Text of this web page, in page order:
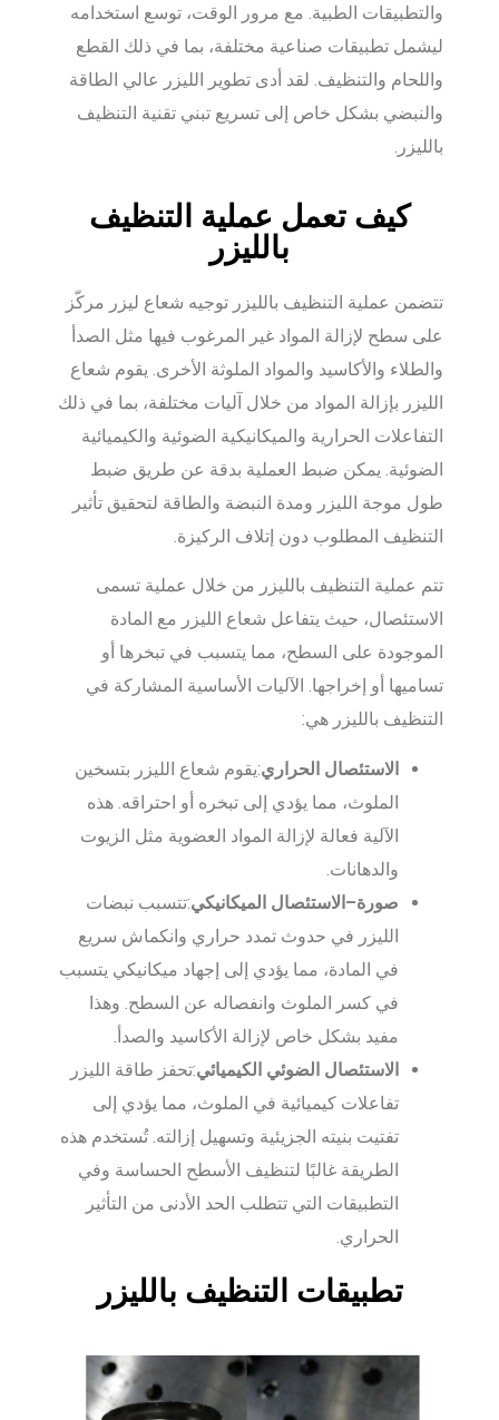
والتطبيقات الطبية. مع مرور الوقت، توسع استخدامه
ليشمل تطبيقات صناعية مختلفة، بما في ذلك القطع
واللحام والتنظيف. لقد أدى تطوير الليزر عالي الطاقة
والنبضي بشكل خاص إلى تسريع تبني تقنية التنظيف
بالليزر.
كيف تعمل عملية التنظيف
بالليزر
تتضمن عملية التنظيف بالليزر توجيه شعاع ليزر مركّز
على سطح لإزالة المواد غير المرغوب فيها مثل الصدأ
والطلاء والأكاسيد والمواد الملوثة الأخرى. يقوم شعاع
الليزر بإزالة المواد من خلال آليات مختلفة، بما في ذلك
التفاعلات الحرارية والميكانيكية الضوئية والكيميائية
الضوئية. يمكن ضبط العملية بدقة عن طريق ضبط
طول موجة الليزر ومدة النبضة والطاقة لتحقيق تأثير
التنظيف المطلوب دون إتلاف الركيزة.
تتم عملية التنظيف بالليزر من خلال عملية تسمى
الاستئصال، حيث يتفاعل شعاع الليزر مع المادة
الموجودة على السطح، مما يتسبب في تبخرها أو
تساميها أو إخراجها. الآليات الأساسية المشاركة في
التنظيف بالليزر هي:
الاستئصال الحراري:يقوم شعاع الليزر بتسخين
الملوث، مما يؤدي إلى تبخره أو احتراقه. هذه
الآلية فعالة لإزالة المواد العضوية مثل الزيوت
والدهانات.
صورة–الاستئصال الميكانيكي:تتسبب نبضات
الليزر في حدوث تمدد حراري وانكماش سريع
في المادة، مما يؤدي إلى إجهاد ميكانيكي يتسبب
في كسر الملوث وانفصاله عن السطح. وهذا
مفيد بشكل خاص لإزالة الأكاسيد والصدأ.
الاستئصال الضوئي الكيميائي:تحفز طاقة الليزر
تفاعلات كيميائية في الملوث، مما يؤدي إلى
تفتيت بنيته الجزيئية وتسهيل إزالته. تُستخدم هذه
الطريقة غالبًا لتنظيف الأسطح الحساسة وفي
التطبيقات التي تتطلب الحد الأدنى من التأثير
الحراري.
تطبيقات التنظيف بالليزر